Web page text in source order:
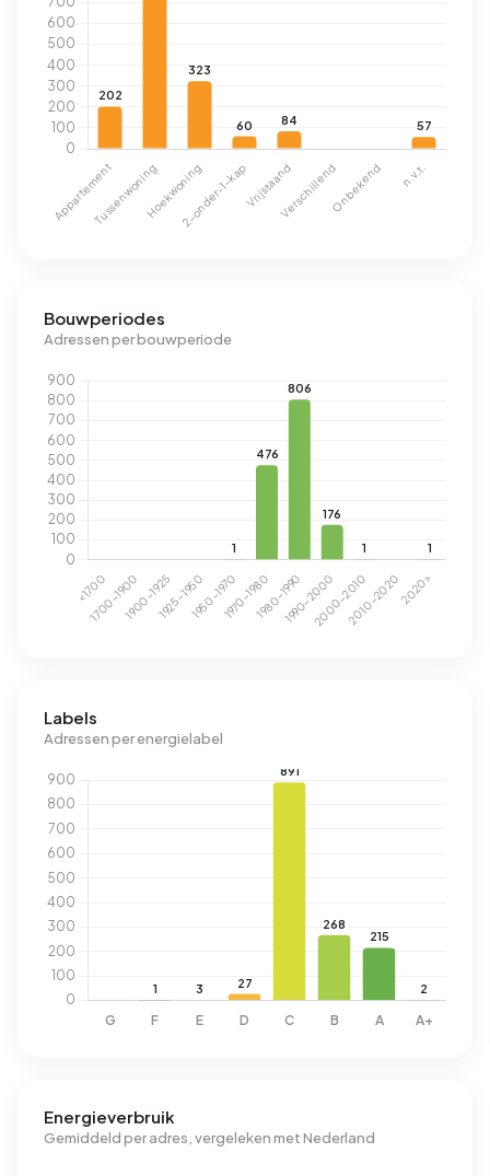
Bouwperiodes
Adressen per bouwperiode
Labels
Adressen per energielabel
Energieverbruik
Gemiddeld per adres, vergeleken met Nederland